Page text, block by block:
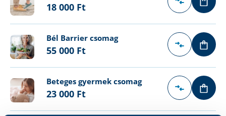
18 000 Ft
Bél Barrier csomag
55 000 Ft
Beteges gyermek csomag
23 000 Ft